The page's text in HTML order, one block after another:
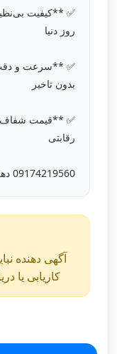
✅ **کیفیت
روز دنیا
✅ **سرعت و
بدون تاخیر
✅ **قیمت
رقابتی
09174219560 دهقان
آگهی دهنده
کاریابی یا